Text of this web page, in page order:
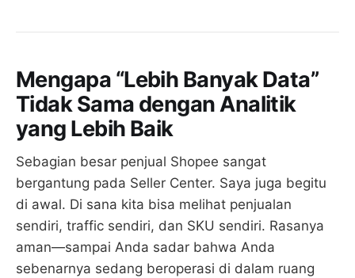
Mengapa “Lebih Banyak Data”
Tidak Sama dengan Analitik
yang Lebih Baik
Sebagian besar penjual Shopee sangat
bergantung pada Seller Center. Saya juga begitu
di awal. Di sana kita bisa melihat penjualan
sendiri, traffic sendiri, dan SKU sendiri. Rasanya
aman—sampai Anda sadar bahwa Anda
sebenarnya sedang beroperasi di dalam ruang